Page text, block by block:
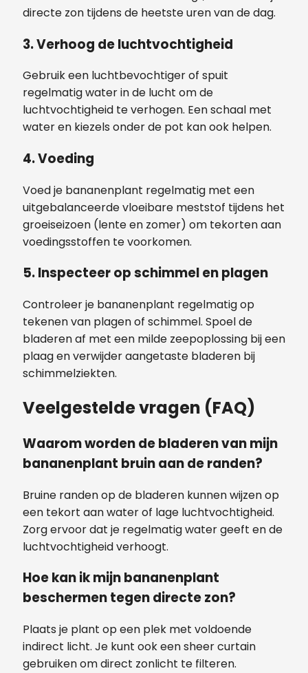
directe zon tijdens de heetste uren van de dag.
3. Verhoog de luchtvochtigheid
Gebruik een luchtbevochtiger of spuit
regelmatig water in de lucht om de
luchtvochtigheid te verhogen. Een schaal met
water en kiezels onder de pot kan ook helpen.
4. Voeding
Voed je bananenplant regelmatig met een
uitgebalanceerde vloeibare meststof tijdens het
groeiseizoen (lente en zomer) om tekorten aan
voedingsstoffen te voorkomen.
5. Inspecteer op schimmel en plagen
Controleer je bananenplant regelmatig op
tekenen van plagen of schimmel. Spoel de
bladeren af met een milde zeepoplossing bij een
plaag en verwijder aangetaste bladeren bij
schimmelziekten.
Veelgestelde vragen (FAQ)
Waarom worden de bladeren van mijn
bananenplant bruin aan de randen?
Bruine randen op de bladeren kunnen wijzen op
een tekort aan water of lage luchtvochtigheid.
Zorg ervoor dat je regelmatig water geeft en de
luchtvochtigheid verhoogt.
Hoe kan ik mijn bananenplant
beschermen tegen directe zon?
Plaats je plant op een plek met voldoende
indirect licht. Je kunt ook een sheer curtain
gebruiken om direct zonlicht te filteren.